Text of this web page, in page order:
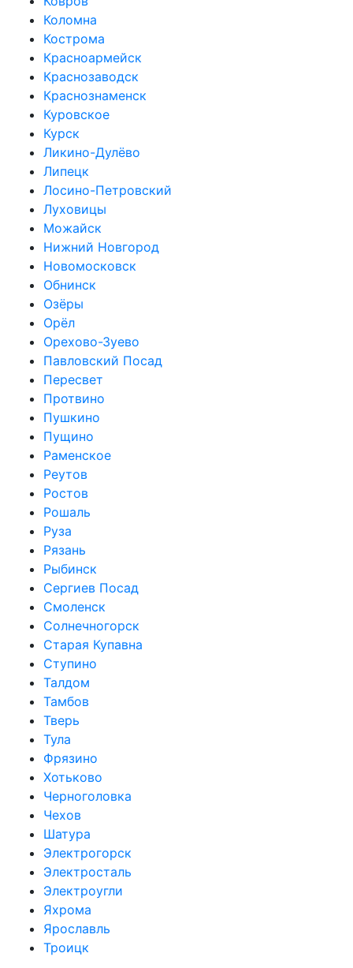
Коломна
Кострома
Красноармейск
Краснозаводск
Краснознаменск
Куровское
Курск
Ликино-Дулёво
Липецк
Лосино-Петровский
Луховицы
Можайск
Нижний Новгород
Новомосковск
Обнинск
Озёры
Орёл
Орехово-Зуево
Павловский Посад
Пересвет
Протвино
Пушкино
Пущино
Раменское
Реутов
Ростов
Рошаль
Руза
Рязань
Рыбинск
Сергиев Посад
Смоленск
Солнечногорск
Старая Купавна
Ступино
Талдом
Тамбов
Тверь
Тула
Фрязино
Хотьково
Черноголовка
Чехов
Шатура
Электрогорск
Электросталь
Электроугли
Яхрома
Ярославль
Троицк